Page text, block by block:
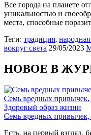
Все города на планете
уникальностью и
места, способные
Теги: традиция,
вокруг света 29/05/2023
НОВОЕ В
Семь вредных привычек,
Здоровый образ жизни
Семь вредных привычек,
Есть, на первый взгляд,